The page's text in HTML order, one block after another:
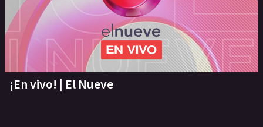
¡En vivo! | El Nueve